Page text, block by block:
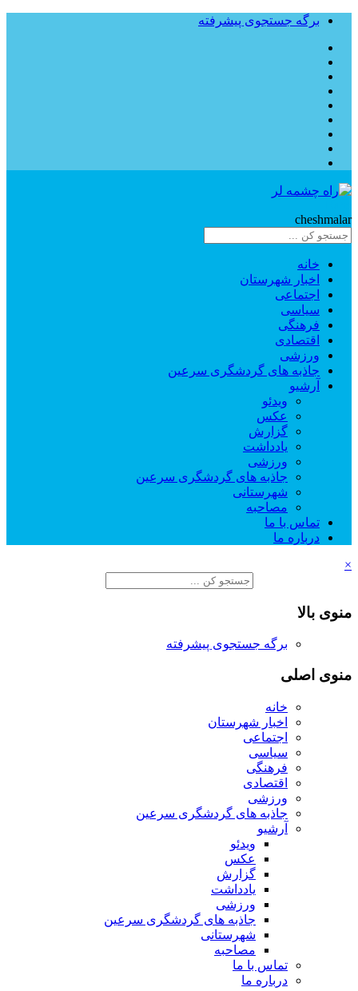
برگه جستجوی پیشرفته
cheshmalar
خانه
اخبار شهرستان
اجتماعی
سیاسی
فرهنگی
اقتصادی
ورزشی
جاذبه های گردشگری سرعین
آرشیو
ویدئو
عکس
گزارش
یادداشت
ورزشی
جاذبه های گردشگری سرعین
شهرستانی
مصاحبه
تماس با ما
درباره ما
×
منوی بالا
برگه جستجوی پیشرفته
منوی اصلی
خانه
اخبار شهرستان
اجتماعی
سیاسی
فرهنگی
اقتصادی
ورزشی
جاذبه های گردشگری سرعین
آرشیو
ویدئو
عکس
گزارش
یادداشت
ورزشی
جاذبه های گردشگری سرعین
شهرستانی
مصاحبه
تماس با ما
درباره ما